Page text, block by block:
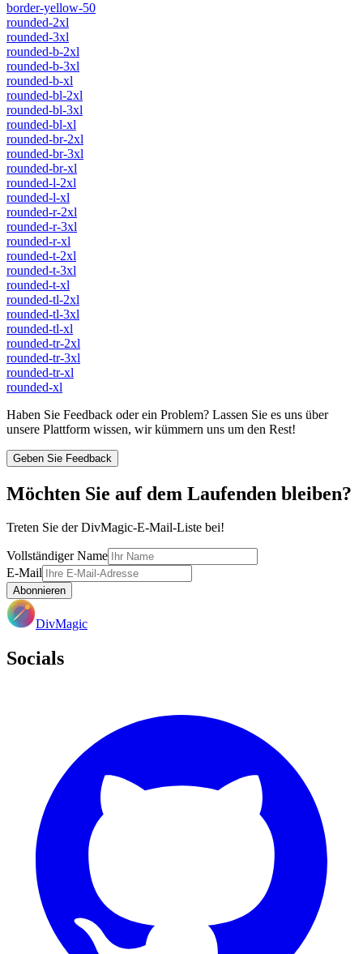
border-yellow-50
rounded-2xl
rounded-3xl
rounded-b-2xl
rounded-b-3xl
rounded-b-xl
rounded-bl-2xl
rounded-bl-3xl
rounded-bl-xl
rounded-br-2xl
rounded-br-3xl
rounded-br-xl
rounded-l-2xl
rounded-l-xl
rounded-r-2xl
rounded-r-3xl
rounded-r-xl
rounded-t-2xl
rounded-t-3xl
rounded-t-xl
rounded-tl-2xl
rounded-tl-3xl
rounded-tl-xl
rounded-tr-2xl
rounded-tr-3xl
rounded-tr-xl
rounded-xl
Haben Sie Feedback oder ein Problem? Lassen Sie es uns über
unsere Plattform wissen, wir kümmern uns um den Rest!
Geben Sie Feedback
Möchten Sie auf dem Laufenden bleiben?
Treten Sie der DivMagic-E-Mail-Liste bei!
Vollständiger Name
E-Mail
Abonnieren
DivMagic
Socials